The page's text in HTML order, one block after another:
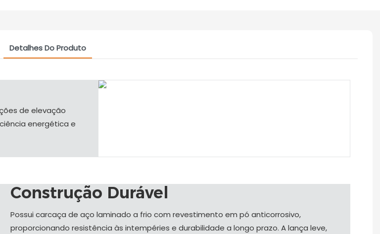
Detalhes Do Produto
de elevação
energética e
Construção Durável
Possui carcaça de aço laminado a frio com revestimento em pó anticorrosivo,
proporcionando resistência às intempéries e durabilidade a longo prazo. A lança leve,